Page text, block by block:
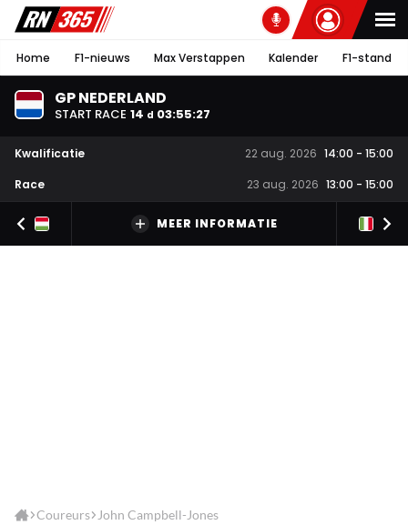
Home F1-nieuws Max Verstappen Kalender F1-stand
GP NEDERLAND
START RACE 14 d 03:55:27
Kwalificatie 22 aug. 2026 14:00 - 15:00
Race
23 aug. 2026 13:00 - 15:00
MEER INFORMATIE
Coureurs John Campbell-Jones